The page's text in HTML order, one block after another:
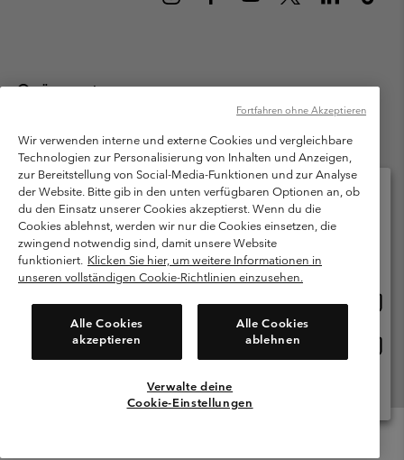
Österreich
Columbia Sportswear Austria GmbH. Moosfeldstraße 1, 5101
Bergheim, Salzburg Österreich. Alle Rechte vorbehalten.
Nutzungsbedingungen
Allgemeine Verkaufsbedingungen
Garantie
Datenschutzerklärung
Bestimmungen und Bedingungen des Mitglieder Programms
Nutzungsbedingungen Für Nutzergenerierte Inhalte
Cookies
Kundenservice: Mo- Fr. 9:00 - 13:00 & 14:00- 18:00 Uhr
(+)43720880525
Wir verwenden interne und externe Cookies und vergleichbare
Technologien zur Personalisierung von Inhalten und Anzeigen,
zur Bereitstellung von Social-Media-Funktionen und zur Analyse
der Website. Bitte gib in den unten verfügbaren Optionen an, ob
du den Einsatz unserer Cookies akzeptierst. Wenn du die
Cookies ablehnst, werden wir nur die Cookies einsetzen, die
zwingend notwendig sind, damit unsere Website
funktioniert. Klicken Sie hier, um weitere Informationen in
unseren vollständigen Cookie-Richtlinien einzusehen.
Alle Cookies
akzeptieren
Alle Cookies
ablehnen
Verwalte deine
Cookie-Einstellungen
Fortfahren ohne Akzeptieren
Bitte wählen Sie Ihr Lieferland und Ihre Sprache
Online-Einkauf verfügbar
Österreich
Alle Länder Anzeigen